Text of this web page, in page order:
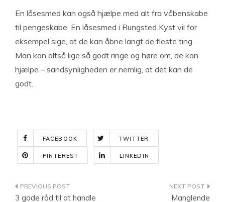
En låsesmed kan også hjælpe med alt fra våbenskabe
til pengeskabe. En låsesmed i Rungsted Kyst vil for
eksempel sige, at de kan åbne langt de fleste ting.
Man kan altså lige så godt ringe og høre om, de kan
hjælpe – sandsynligheden er nemlig, at det kan de
godt.
FACEBOOK TWITTER
PINTEREST LINKEDIN
Indlægsnavigation
3 gode råd til at handle Manglende